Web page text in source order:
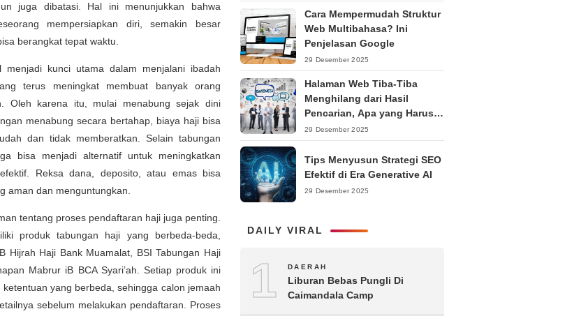
juga dibatasi. Hal ini menunjukkan bahwa
mempersiapkan diri, semakin besar
berangkat tepat waktu.
menjadi kunci utama dalam menjalani ibadah
terus meningkat membuat banyak orang
Oleh karena itu, mulai menabung sejak dini
menabung secara bertahap, biaya haji bisa
dan tidak memberatkan. Selain tabungan
bisa menjadi alternatif untuk meningkatkan
Reksa dana, deposito, atau emas bisa
aman dan menguntungkan.
tentang proses pendaftaran haji juga penting.
produk tabungan haji yang berbeda-beda,
Hijrah Haji Bank Muamalat, BSI Tabungan Haji
Mabrur iB BCA Syari’ah. Setiap produk ini
ketentuan yang berbeda, sehingga calon jemaah
sebelum melakukan pendaftaran. Proses
Cara Mempermudah Struktur
Web Multibahasa? Ini
Penjelasan Google
29 Desember 2025
Halaman Web Tiba-Tiba
Menghilang dari Hasil
Pencarian, Apa yang Harus
Dilakukan?
29 Desember 2025
Tips Menyusun Strategi SEO
Efektif di Era Generative AI
29 Desember 2025
DAILY VIRAL
1 DAERAH
Liburan Bebas Pungli Di
Caimandala Camp